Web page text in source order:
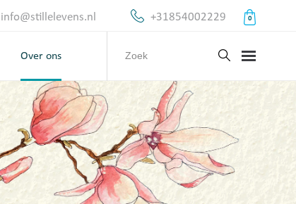
info@stillelevens.nl +31854002229 0
Over ons